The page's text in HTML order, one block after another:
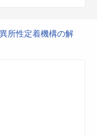
所性定着機構の解